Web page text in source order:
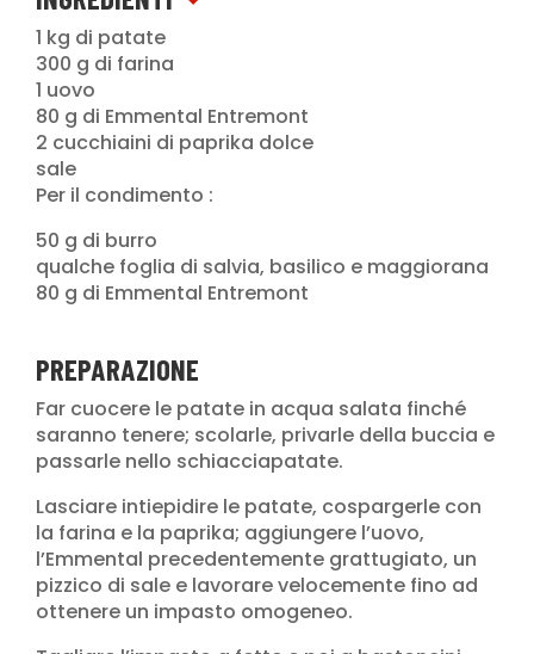
1 kg di patate
300 g di farina
1 uovo
80 g di Emmental Entremont
2 cucchiaini di paprika dolce
sale
Per il condimento :
50 g di burro
qualche foglia di salvia, basilico e maggiorana
80 g di Emmental Entremont
PREPARAZIONE
Far cuocere le patate in acqua salata finché
saranno tenere; scolarle, privarle della buccia e
passarle nello schiacciapatate.
Lasciare intiepidire le patate, cospargerle con
la farina e la paprika; aggiungere l’uovo,
l’Emmental precedentemente grattugiato, un
pizzico di sale e lavorare velocemente fino ad
ottenere un impasto omogeneo.